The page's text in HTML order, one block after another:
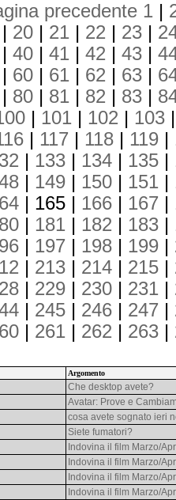
precedente 1 |
| 20 | 21 | 22 | 23 |
| 40 | 41 | 42 | 43 |
| 60 | 61 | 62 | 63 |
| 80 | 81 | 82 | 83 |
| 101 | 102 | 103
| 117 | 118 | 119 |
| 133 | 134 | 135 |
| 149 | 150 | 151 |
| 165 | 166 | 167 |
| 181 | 182 | 183 |
| 197 | 198 | 199 |
| 213 | 214 | 215 |
| 229 | 230 | 231 |
| 245 | 246 | 247 |
| 261 | 262 | 263 |
Argomento
Che desktop avete?
Avatar: Prove e
cosa avete sognato ieri
Siete fumatori?
Indovina il film Marzo/
Indovina il film Marzo/
Indovina il film Marzo/
Indovina il film Marzo/